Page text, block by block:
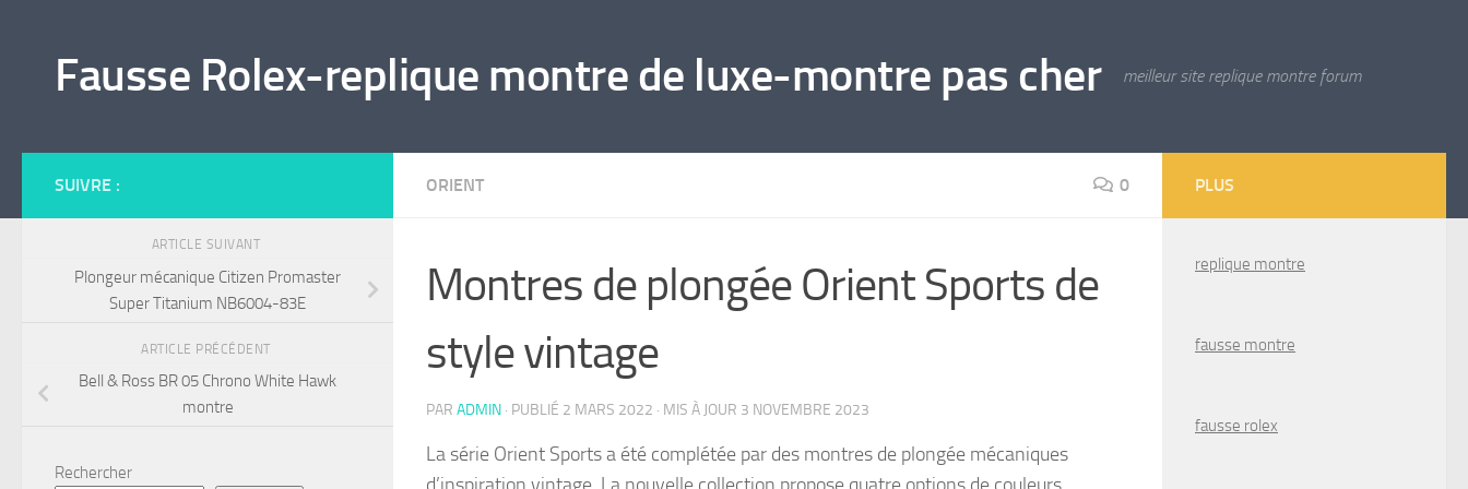
Fausse Rolex-replique montre de luxe-montre pas cher meilleur site replique montre forum
ORIENT 0
Montres de plongée Orient Sports de
style vintage
PAR ADMIN · PUBLIÉ 2 MARS 2022 · MIS À JOUR 3 NOVEMBRE 2023
La série Orient Sports a été complétée par des montres de plongée mécaniques
SUIVRE :
ARTICLE SUIVANT
Plongeur mécanique Citizen Promaster
Super Titanium NB6004-83E
ARTICLE PRÉCÉDENT
Bell & Ross BR 05 Chrono White Hawk
montre
Rechercher
PLUS
replique montre
fausse montre
fausse rolex